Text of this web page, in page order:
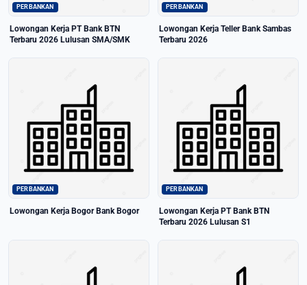
PERBANKAN
Lowongan Kerja PT Bank BTN
Terbaru 2026 Lulusan SMA/SMK
PERBANKAN
Lowongan Kerja Teller Bank Sambas
Terbaru 2026
PERBANKAN
Lowongan Kerja Bogor Bank Bogor
PERBANKAN
Lowongan Kerja PT Bank BTN
Terbaru 2026 Lulusan S1